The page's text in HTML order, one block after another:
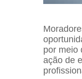
por meio
ação de